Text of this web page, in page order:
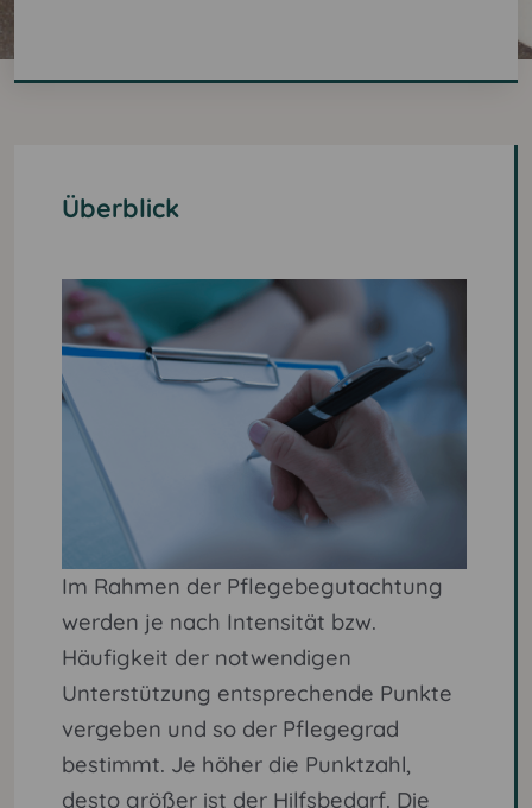
Überblick
Im Rahmen der Pflegebegutachtung
werden je nach Intensität bzw.
Häufigkeit der notwendigen
Unterstützung entsprechende Punkte
vergeben und so der Pflegegrad
bestimmt. Je höher die Punktzahl,
desto größer ist der Hilfsbedarf. Die